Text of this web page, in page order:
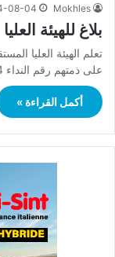
Mokhles
08-04
بلاغ للهيئة
تعلم الهيئة العليا
على ذمتهم رقم النداء 1814 للتبليغ عن اي محاولة لشراء…
أكمل القراءة »